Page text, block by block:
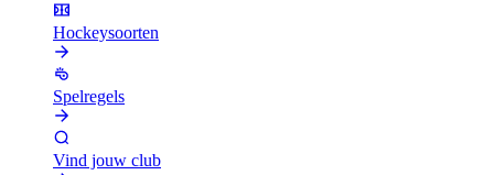
Hockeysoorten
Spelregels
Vind jouw club